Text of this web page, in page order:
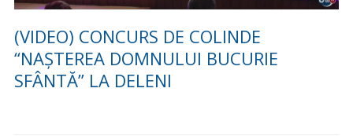
(VIDEO) CONCURS DE COLINDE
“NAȘTEREA DOMNULUI BUCURIE
SFÂNTĂ” LA DELENI